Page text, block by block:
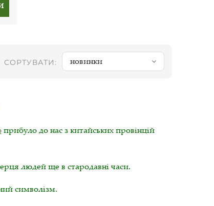
СОРТУВАТИ: новинки
прибуло до нас з китайських провінцій
людей ще в стародавні часи.
символізм.